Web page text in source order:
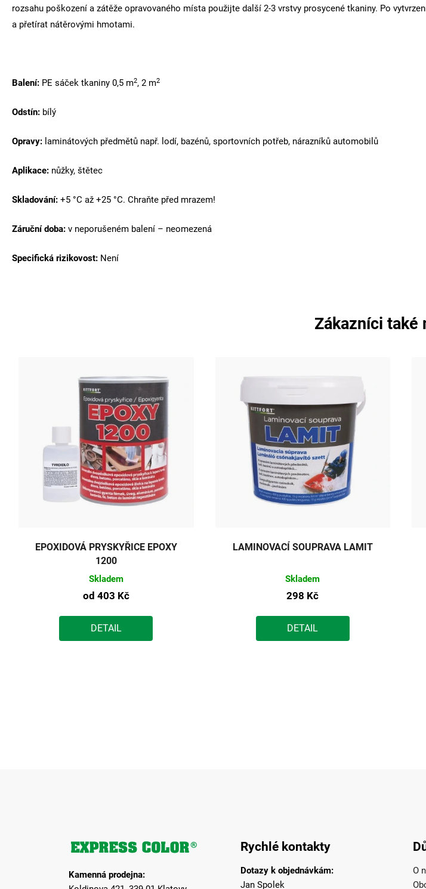
rozsahu poškození a zátěže opravovaného místa použijte další 2-3 vrstvy prosycené tkaniny. Po
a přetírat nátěrovými hmotami.
Balení: PE sáček tkaniny 0,5 m2, 2 m2
Odstín: bílý
Opravy: laminátových předmětů např. lodí, bazénů, sportovních potřeb, nárazníků automobilů
Aplikace: nůžky, štětec
Skladování: +5 °C až +25 °C. Chraňte před mrazem!
Záruční doba: v neporušeném balení – neomezená
Specifická rizikovost: Není
Zákazníci také
EPOXIDOVÁ PRYSKYŘICE EPOXY
1200
Skladem
od 403 Kč
DETAIL
LAMINOVACÍ SOUPRAVA LAMIT
Skladem
298 Kč
DETAIL
Kamenná prodejna:
Rychlé kontakty
Dotazy k objednávkám:
Jan Spolek
O